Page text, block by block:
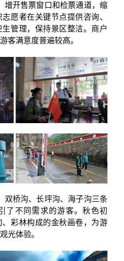
增开售票窗口和检票通道，缩
愿者在关键节点提供咨询、
管理，保持景区整洁。商户
客满意度普遍较高。
双桥沟、长坪沟、海子沟三条
了不同需求的游客。秋色初
彩林构成的金秋画卷，为游
光体验。